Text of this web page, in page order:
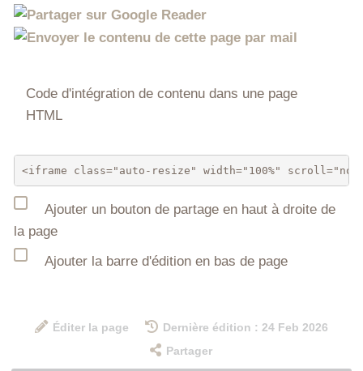
Code d'intégration de contenu dans une page
HTML
Ajouter un bouton de partage en haut à droite de
la page
Ajouter la barre d'édition en bas de page
Éditer la page
Dernière édition : 24 Feb 2026
Partager